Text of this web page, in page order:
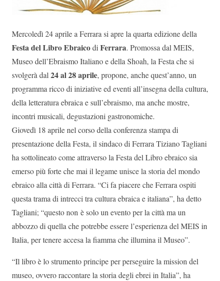
Mercoledì 24 aprile a Ferrara si apre la quarta edizione della
Festa del Libro EbraicodiFerrara. Promossa dal MEIS,
Museo dell’Ebraismo Italiano e della Shoah, la Festa che si
svolgerà dal24 al 28 aprile, propone, anche quest’anno, un
programma ricco di iniziative ed eventi all’insegna della cultura,
della letteratura ebraica e sull’ebraismo, ma anche mostre,
incontri musicali, degustazioni gastronomiche.
Giovedì 18 aprile nel corso della conferenza stampa di
presentazione della Festa, il sindaco di Ferrara Tiziano Tagliani
ha sottolineato come attraverso la Festa del Libro ebraico sia
emerso più forte che mai il legame unisce la storia del mondo
ebraico alla città di Ferrara. “Ci fa piacere che Ferrara ospiti
questa trama di intrecci tra cultura ebraica e italiana”, ha detto
Tagliani; “questo non è solo un evento per la città ma un
abbozzo di quella che potrebbe essere l’esperienza del MEIS in
Italia, per tenere accesa la fiamma che illumina il Museo”.
“Il libro è lo strumento principe per perseguire la mission del
museo, ovvero raccontare la storia degli ebrei in Italia”, ha